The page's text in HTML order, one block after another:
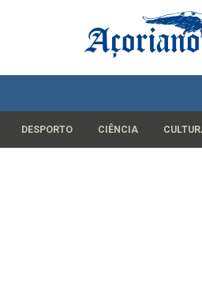
DESPORTO CIÊNCIA